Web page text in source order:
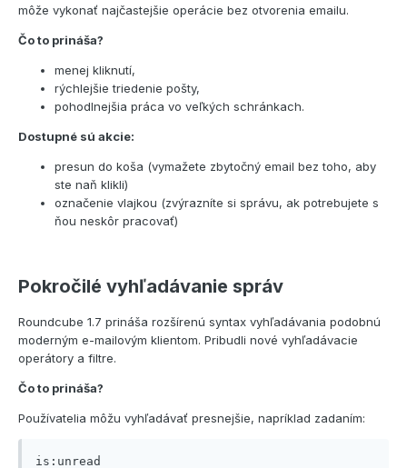
môže vykonať najčastejšie operácie bez otvorenia emailu.
Čo to prináša?
menej kliknutí,
rýchlejšie triedenie pošty,
pohodlnejšia práca vo veľkých schránkach.
Dostupné sú akcie:
presun do koša (vymažete zbytočný email bez toho, aby
ste naň klikli)
označenie vlajkou (zvýrazníte si správu, ak potrebujete s
ňou neskôr pracovať)
Pokročilé vyhľadávanie správ
Roundcube 1.7 prináša rozšírenú syntax vyhľadávania podobnú
moderným e-mailovým klientom. Pribudli nové vyhľadávacie
operátory a filtre.
Čo to prináša?
Používatelia môžu vyhľadávať presnejšie, napríklad zadaním:
is:unread